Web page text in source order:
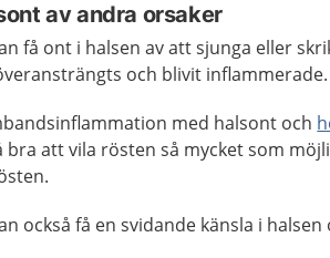
av andra orsaker
få ont i halsen av att sjunga eller
och blivit inflammerade.
med halsont och
bra att vila rösten så mycket som
också få en svidande känsla i